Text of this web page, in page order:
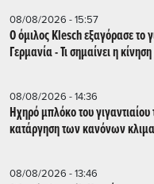
08/08/2026 - 15:57
Ο όμιλος Klesch εξαγόρασε το
Γερμανία - Τι σημαίνει η
08/08/2026 - 14:36
Ηχηρό μπλόκο του γιγαντιαίου
κατάργηση των κανόνων
08/08/2026 - 13:46